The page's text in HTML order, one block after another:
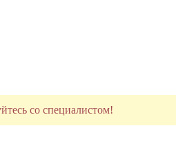
со специалистом!